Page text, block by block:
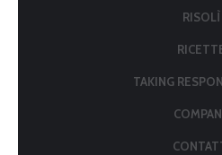
RISOLÌ
TAKING